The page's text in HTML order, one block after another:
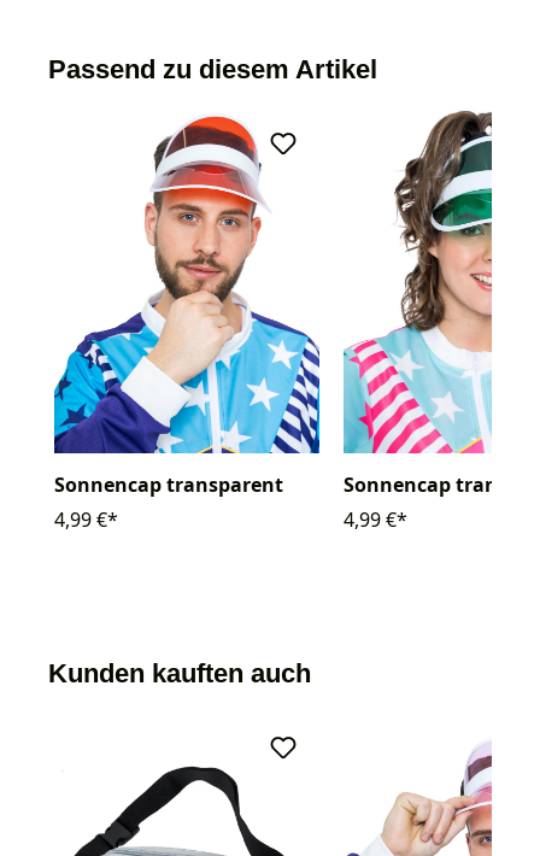
Passend zu diesem Artikel
Sonnencap transparent
4,99 €*
Sonnencap
4,99 €*
Kunden kauften auch